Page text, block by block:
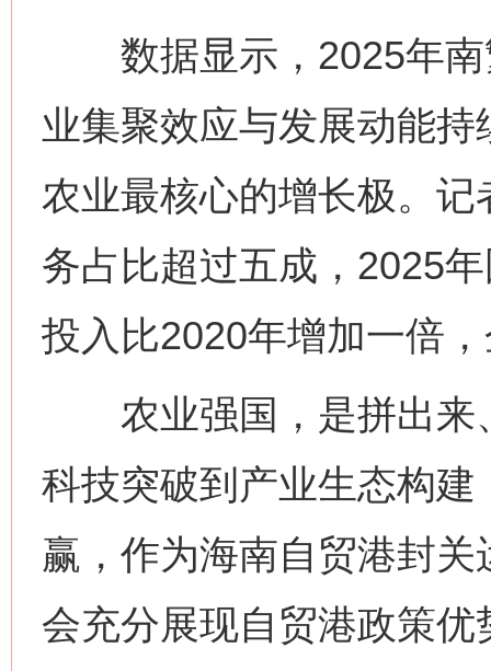
数据显示，2025年南
业集聚效应与发展动能
农业最核心的增长极。
务占比超过五成，2025
投入比2020年增加一倍
农业强国，是拼出来
科技突破到产业生态构
赢，作为海南自贸港封
会充分展现自贸港政策